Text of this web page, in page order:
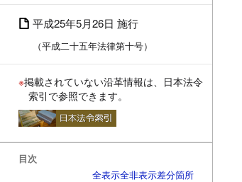
平成25年5月26日 施行
（平成二十五年法律第十号）
※掲載されていない沿革情報は、日本法令
索引で参照できます。
目次
全表示全非表示差分箇所